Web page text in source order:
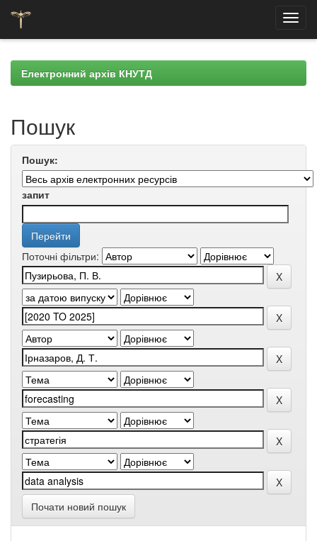
navigationЕлектронний архів КНУТД
Пошук
Пошук:
запит
Поточні фільтри:
Почати новий пошук